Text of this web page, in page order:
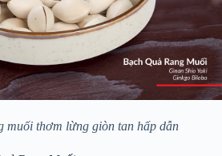
muối thơm lừng giòn tan hấp dẫn